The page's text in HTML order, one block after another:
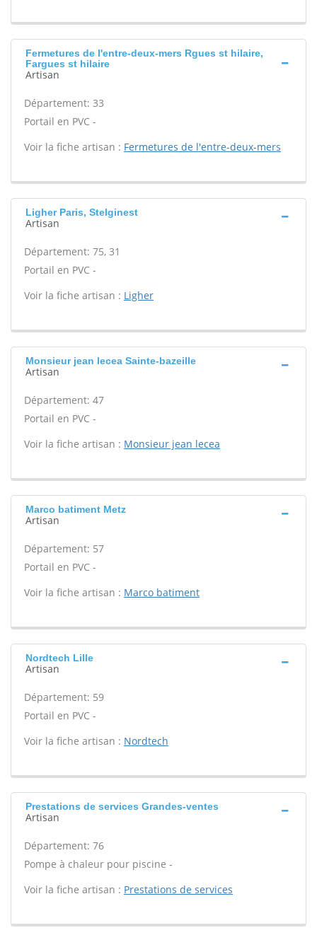
Fermetures de l'entre-deux-mers Rgues st hilaire,
Fargues st hilaire
Artisan
Département: 33
Portail en PVC -
Voir la fiche artisan : Fermetures de l'entre-deux-mers
Ligher Paris, Stelginest
Artisan
Département: 75, 31
Portail en PVC -
Voir la fiche artisan : Ligher
Monsieur jean lecea Sainte-bazeille
Artisan
Département: 47
Portail en PVC -
Voir la fiche artisan : Monsieur jean lecea
Marco batiment Metz
Artisan
Département: 57
Portail en PVC -
Voir la fiche artisan : Marco batiment
Nordtech Lille
Artisan
Département: 59
Portail en PVC -
Voir la fiche artisan : Nordtech
Prestations de services Grandes-ventes
Artisan
Département: 76
Pompe à chaleur pour piscine -
Voir la fiche artisan : Prestations de services